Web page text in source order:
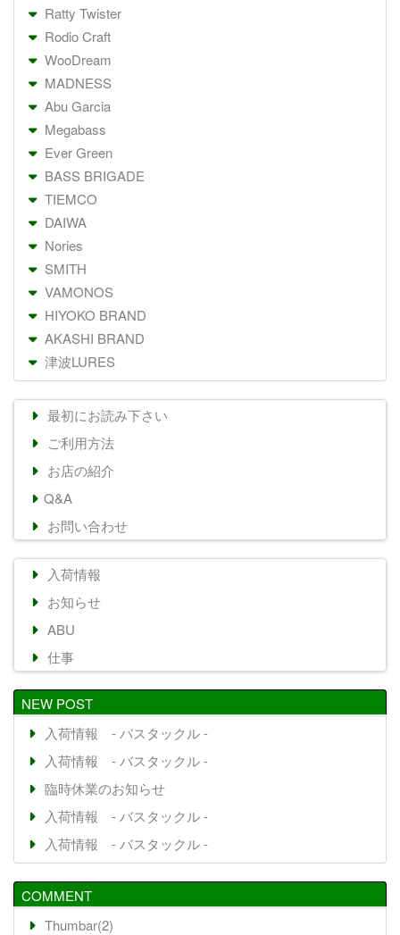
Ratty Twister
Rodio Craft
WooDream
MADNESS
Abu Garcia
Megabass
Ever Green
BASS BRIGADE
TIEMCO
DAIWA
Nories
SMITH
VAMONOS
HIYOKO BRAND
AKASHI BRAND
津波LURES
最初にお読み下さい
ご利用方法
お店の紹介
Q&A
お問い合わせ
入荷情報
お知らせ
ABU
仕事
NEW POST
入荷情報 - バスタックル -
入荷情報 - バスタックル -
臨時休業のお知らせ
入荷情報 - バスタックル -
入荷情報 - バスタックル -
COMMENT
Thumbar(2)